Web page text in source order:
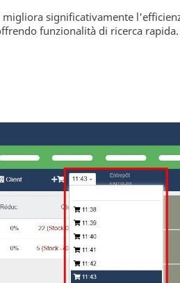
significativamente
funzionalità di ricerca